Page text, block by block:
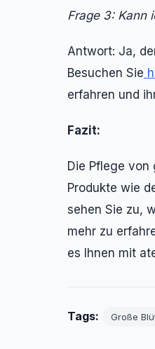
Frage 3: Kann
Antwort: Ja,
Besuchen Sie
erfahren und
Fazit:
Die Pflege
Produkte wie
sehen Sie zu,
mehr zu
es Ihnen mit
Tags: Große